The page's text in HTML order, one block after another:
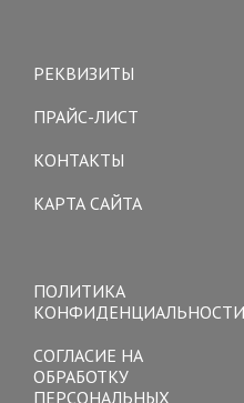
РЕКВИЗИТЫ
ПРАЙС-ЛИСТ
КОНТАКТЫ
КАРТА САЙТА
ПОЛИТИКА
КОНФИДЕНЦИАЛЬНОСТИ
СОГЛАСИЕ НА
ОБРАБОТКУ
ПЕРСОНАЛЬНЫХ